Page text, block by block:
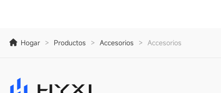
Hogar > Productos > Accesorios > Accesorios